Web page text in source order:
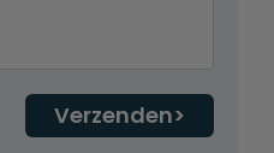
Verzenden